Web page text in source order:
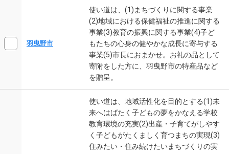
羽曳野市
使い道は、(1)まちづくりに関する事業
(2)地域における保健福祉の推進に関する
事業(3)教育の振興に関する事業(4)子ど
もたちの心身の健やかな成長に寄与する
事業(5)市長におまかせ。お礼の品として
寄附をした方に、羽曳野市の特産品など
を贈呈。
使い道は、地域活性化を目的とする(1)未
来へはばたく子どもの夢をかなえる学校
教育環境の充実(2)出産・子育てがしやす
く子どもがたくましく育つまちの実現(3)
住みたい・住み続けたいまちづくりの実